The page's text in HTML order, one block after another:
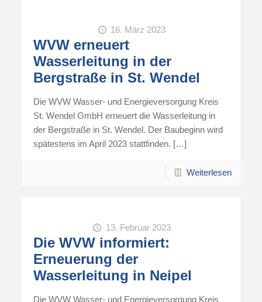
16. März 2023
WVW erneuert
Wasserleitung in der
Bergstraße in St. Wendel
Die WVW Wasser- und Energieversorgung Kreis
St. Wendel GmbH erneuert die Wasserleitung in
der Bergstraße in St. Wendel. Der Baubeginn wird
spätestens im April 2023 stattfinden. […]
Weiterlesen
13. Februar 2023
Die WVW informiert:
Erneuerung der
Wasserleitung in Neipel
Die WVW Wasser- und Energieversorgung Kreis